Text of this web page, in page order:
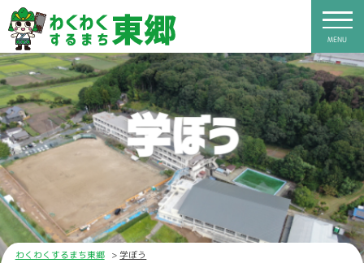
MENU
学ぼう
わくわくするまち東郷 学ぼう